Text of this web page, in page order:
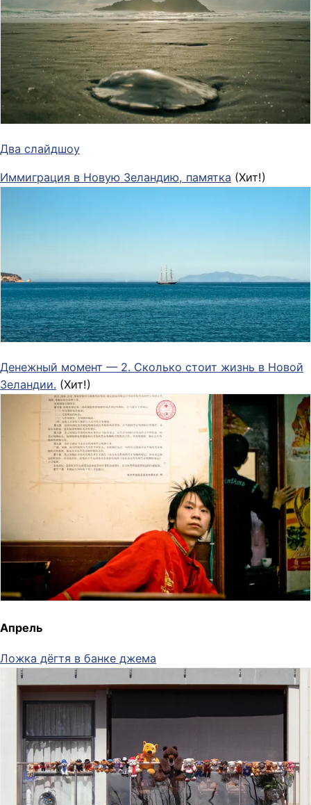
Два слайдшоу
Иммиграция в Новую Зеландию, памятка (Хит!)
Денежный момент — 2. Сколько стоит жизнь в Новой
Зеландии. (Хит!)
Апрель
Ложка дёгтя в банке джема